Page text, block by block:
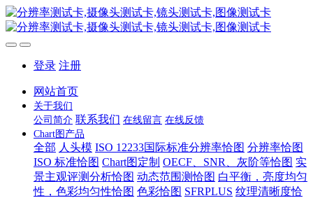
登录 注册
网站首页
关于我们
公司简介 联系我们 在线留言 在线反馈
Chart图产品
全部 人头模 ISO 12233国际标准分辨率恰图 分辨率恰图
ISO 标准恰图 Chart图定制 OECF、SNR、灰阶等恰图 实
景主观评测分析恰图 动态范围测恰图 白平衡，亮度均匀
性，色彩均匀性恰图 色彩恰图 SFRPLUS 纹理清晰度恰